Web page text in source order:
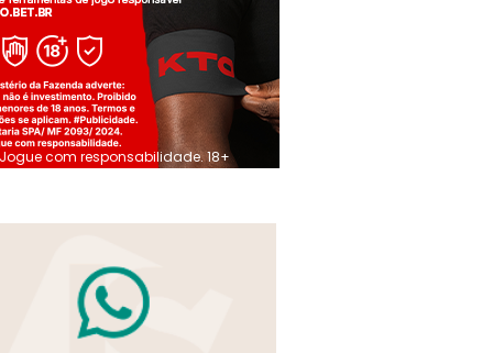
Jogue com responsabilidade. 18+